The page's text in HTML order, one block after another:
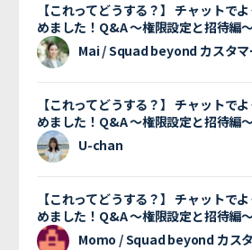
【これってどうする？】 チャットで
めました！Q&A 〜権限設定と招待編
Mai / Squad beyond カスタマ
【これってどうする？】 チャットで
めました！Q&A 〜権限設定と招待編
U-chan
【これってどうする？】 チャットで
めました！Q&A 〜権限設定と招待編
Momo / Squad beyond カス